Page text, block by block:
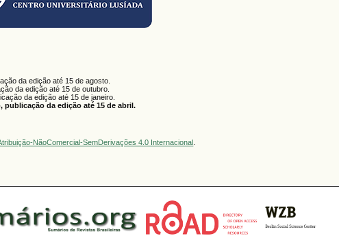
da edição até 15 de agosto.
da edição até 15 de outubro.
da edição até 15 de janeiro.
publicação da edição até 15 de abril.
NãoComercial-SemDerivações 4.0 Internacional